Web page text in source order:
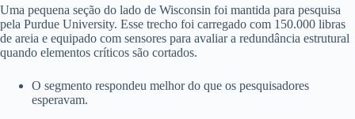
Uma pequena seção do lado de Wisconsin foi mantida para pesquisa
pela Purdue University. Esse trecho foi carregado com 150.000 libras
de areia e equipado com sensores para avaliar a redundância estrutural
quando elementos críticos são cortados.
O segmento respondeu melhor do que os pesquisadores
esperavam.